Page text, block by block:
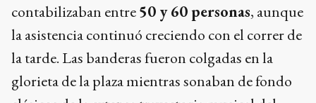
contabilizaban entre50 y 60 personas, aunque
la asistencia continuó creciendo con el correr de
la tarde. Las banderas fueron colgadas en la
glorieta de la plaza mientras sonaban de fondo